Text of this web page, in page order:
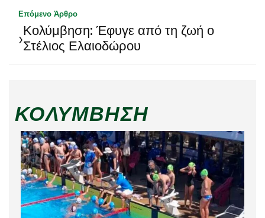
Επόμενο Άρθρο
›Κολύμβηση: Έφυγε από τη ζωή ο
Στέλιος Ελαιοδώρου
ΚΟΛΎΜΒΗΣΗ